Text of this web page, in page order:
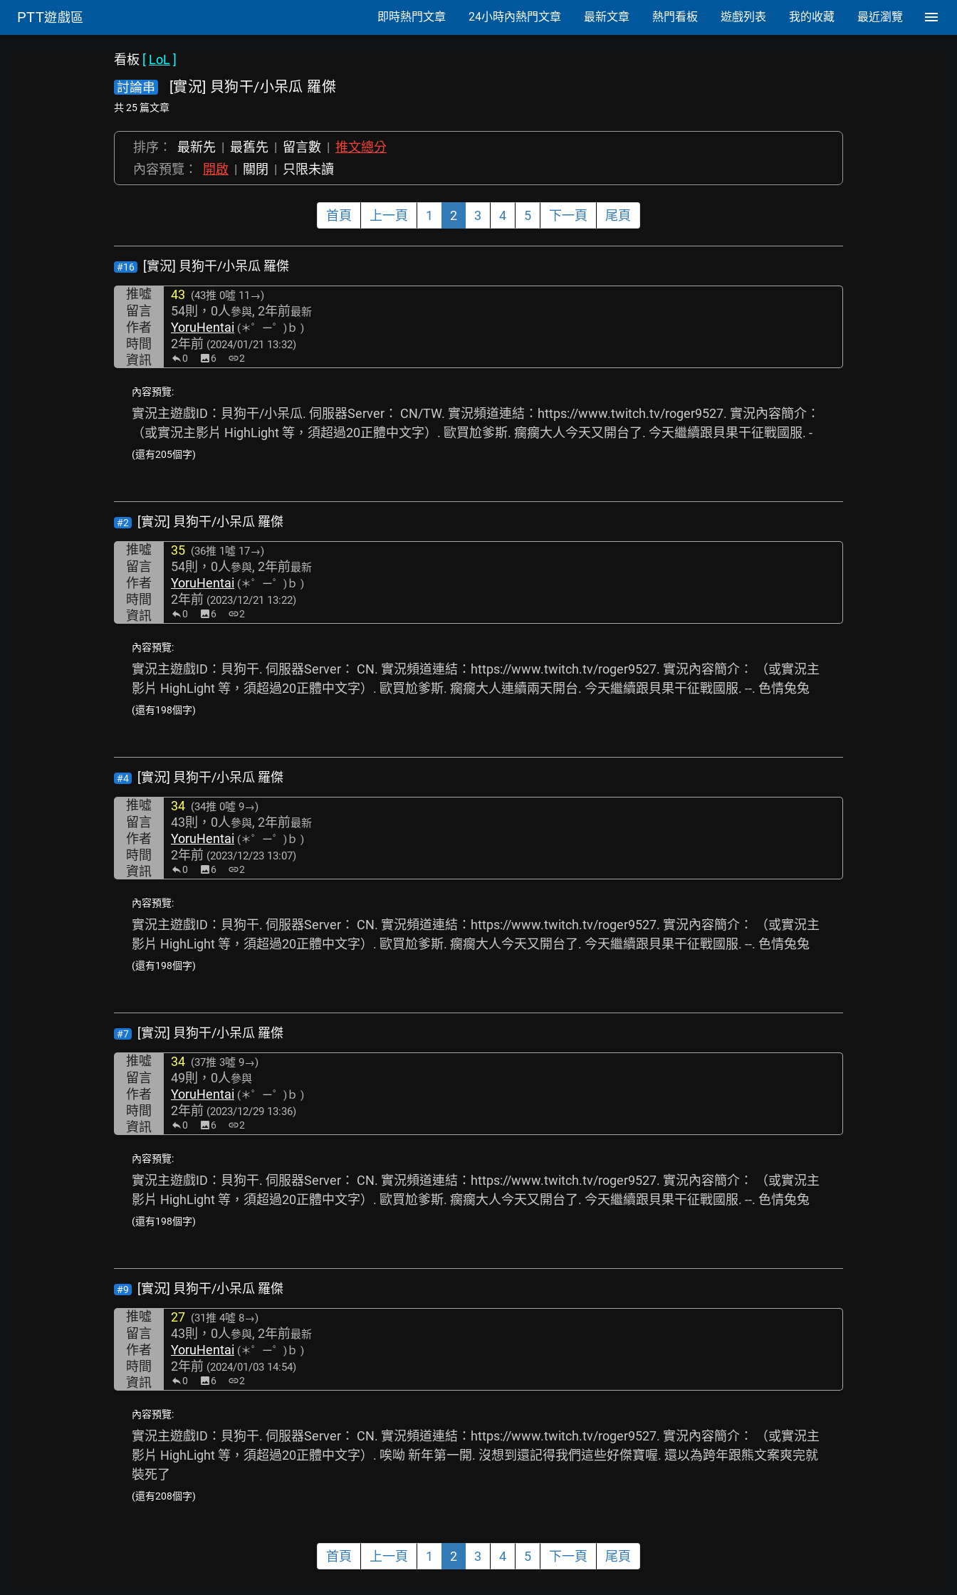
PTT遊戲區 即時熱門文章 24小時內熱門文章 最新文章 熱門看板 遊戲列表 我的收藏 最近瀏覽
看板 [ LoL ]
討論串
[實況] 貝狗干/小呆瓜 羅傑
共 25 篇文章
排序： 最新先 | 最舊先 | 留言數 | 推文總分
內容預覽：
開啟 | 關閉 | 只限未讀
首頁 上一頁 1 2 3 4 5 下一頁 尾頁
#16
[實況] 貝狗干/小呆瓜 羅傑
推噓
43 (43推 0噓 11→)
留言 54則，0人參與, 2年前最新
作者 YoruHentai (＊゜ー゜)ｂ )
時間 2年前 (2024/01/21 13:32)
資訊 0 image6 link2
內容預覽:
實況主遊戲ID：貝狗干/小呆瓜. 伺服器Server： CN/TW. 實況頻道連結： https://www.twitch.tv/roger9527. 實況內容簡介：
（或實況主影片 HighLight 等，須超過20正體中文字）. 歐買尬爹斯. 瘸瘸大人今天又開台了. 今天繼續跟貝果干征戰國服. -
(還有205個字)
#2
[實況] 貝狗干/小呆瓜 羅傑
推噓
35 (36推 1噓 17→)
留言 54則，0人參與, 2年前最新
作者 YoruHentai (＊゜ー゜)ｂ )
時間 2年前 (2023/12/21 13:22)
資訊 0 image6 link2
內容預覽:
實況主遊戲ID：貝狗干. 伺服器Server： CN. 實況頻道連結： https://www.twitch.tv/roger9527. 實況內容簡介： （或實況主
影片 HighLight 等，須超過20正體中文字）. 歐買尬爹斯. 瘸瘸大人連續兩天開台. 今天繼續跟貝果干征戰國服. --. 色情兔兔
(還有198個字)
#4
[實況] 貝狗干/小呆瓜 羅傑
推噓
34 (34推 0噓 9→)
留言 43則，0人參與, 2年前最新
作者 YoruHentai (＊゜ー゜)ｂ )
時間 2年前 (2023/12/23 13:07)
資訊 0 image6 link2
內容預覽:
實況主遊戲ID：貝狗干. 伺服器Server： CN. 實況頻道連結： https://www.twitch.tv/roger9527. 實況內容簡介： （或實況主
影片 HighLight 等，須超過20正體中文字）. 歐買尬爹斯. 瘸瘸大人今天又開台了. 今天繼續跟貝果干征戰國服. --. 色情兔兔
(還有198個字)
#7
[實況] 貝狗干/小呆瓜 羅傑
推噓
34 (37推 3噓 9→)
留言 49則，0人參與
作者 YoruHentai (＊゜ー゜)ｂ )
時間 2年前 (2023/12/29 13:36)
資訊 0 image6 link2
內容預覽:
實況主遊戲ID：貝狗干. 伺服器Server： CN. 實況頻道連結： https://www.twitch.tv/roger9527. 實況內容簡介： （或實況主
影片 HighLight 等，須超過20正體中文字）. 歐買尬爹斯. 瘸瘸大人今天又開台了. 今天繼續跟貝果干征戰國服. --. 色情兔兔
(還有198個字)
#9
[實況] 貝狗干/小呆瓜 羅傑
推噓
27 (31推 4噓 8→)
留言 43則，0人參與, 2年前最新
作者 YoruHentai (＊゜ー゜)ｂ )
時間 2年前 (2024/01/03 14:54)
資訊 0 image6 link2
內容預覽:
實況主遊戲ID：貝狗干. 伺服器Server： CN. 實況頻道連結： https://www.twitch.tv/roger9527. 實況內容簡介： （或實況主
影片 HighLight 等，須超過20正體中文字）. 唉呦 新年第一開. 沒想到還記得我們這些好傑寶喔. 還以為跨年跟熊文案爽完就
裝死了
(還有208個字)
首頁 上一頁 1 2 3 4 5 下一頁 尾頁